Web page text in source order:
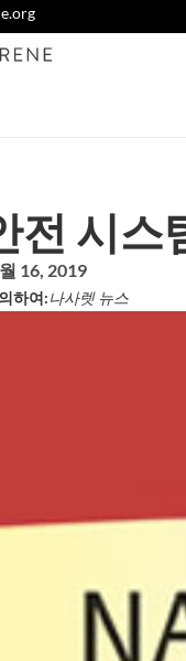
전 시스
16, 2019
하여:나사렛 뉴스